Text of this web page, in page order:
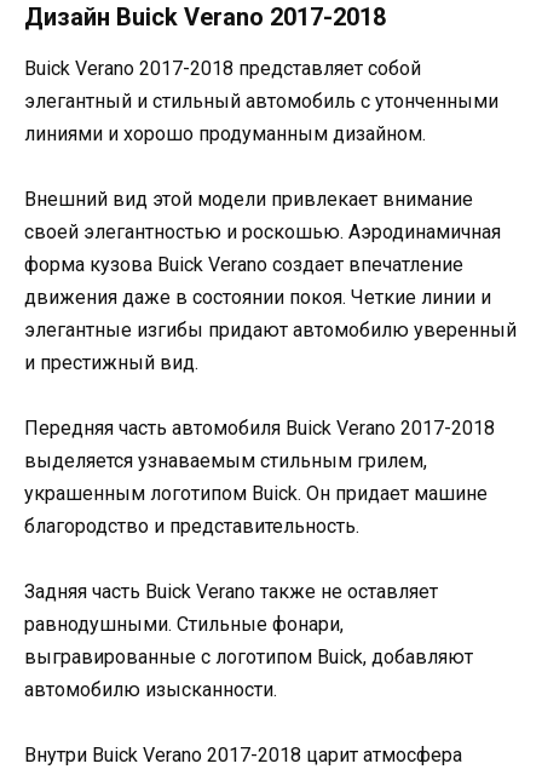
Дизайн Buick Verano 2017-2018
Buick Verano 2017-2018 представляет собой
элегантный и стильный автомобиль с утонченными
линиями и хорошо продуманным дизайном.
Внешний вид этой модели привлекает внимание
своей элегантностью и роскошью. Аэродинамичная
форма кузова Buick Verano создает впечатление
движения даже в состоянии покоя. Четкие линии и
элегантные изгибы придают автомобилю уверенный
и престижный вид.
Передняя часть автомобиля Buick Verano 2017-2018
выделяется узнаваемым стильным грилем,
украшенным логотипом Buick. Он придает машине
благородство и представительность.
Задняя часть Buick Verano также не оставляет
равнодушными. Стильные фонари,
выгравированные с логотипом Buick, добавляют
автомобилю изысканности.
Внутри Buick Verano 2017-2018 царит атмосфера